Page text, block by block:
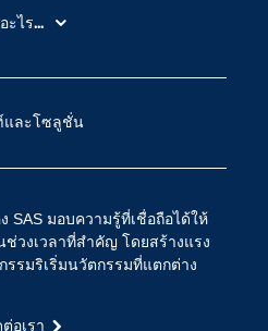
ละโซลูชั่น
มอบความรู้ที่เชื่อถือได้ให้
ช่วงเวลาที่สำคัญ โดยสร้างแรง
รมริเริ่มนวัตกรรมที่แตกต่าง
อเรา
นักการศึกษา
ของฉัน
นและอบรม
แปลงทางดิจิทัล
ชุมชน
ะไร...
าประดิษฐ์